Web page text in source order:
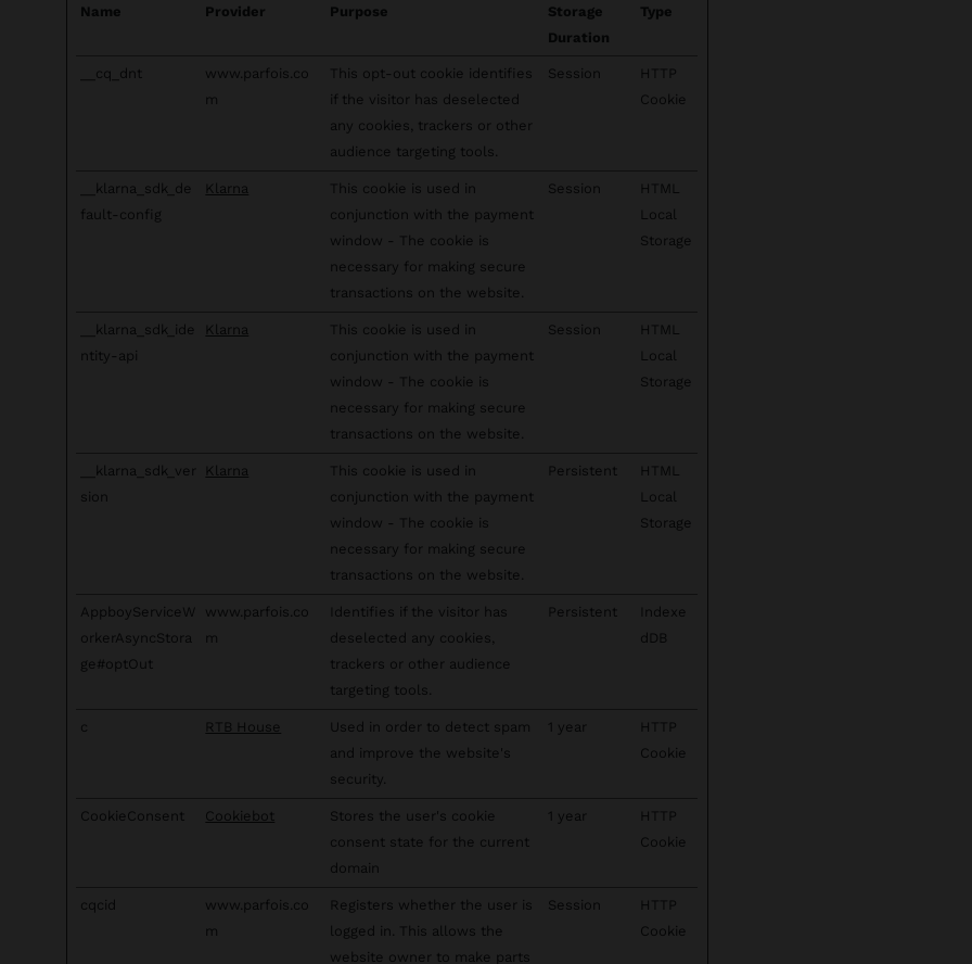
Name Provider Purpose
Storage
Duration
Type
__cq_dnt
www.parfois.co
m
This opt-out cookie identifies
if the visitor has deselected
any cookies, trackers or other
audience targeting tools.
Session
HTTP
Cookie
__klarna_sdk_de
fault-config
Klarna
This cookie is used in
conjunction with the payment
window - The cookie is
necessary for making secure
transactions on the website.
Session
HTML
Local
Storage
__klarna_sdk_ide
ntity-api
Klarna
This cookie is used in
conjunction with the payment
window - The cookie is
necessary for making secure
transactions on the website.
Session
HTML
Local
Storage
__klarna_sdk_ver
sion
Klarna
This cookie is used in
conjunction with the payment
window - The cookie is
necessary for making secure
transactions on the website.
Persistent
HTML
Local
Storage
AppboyServiceW
orkerAsyncStora
ge#optOut
www.parfois.co
m
Identifies if the visitor has
deselected any cookies,
trackers or other audience
targeting tools.
Persistent
Indexe
dDB
c RTB House
Used in order to detect spam
and improve the website's
security.
1 year
HTTP
Cookie
CookieConsent Cookiebot
Stores the user's cookie
consent state for the current
domain
1 year
HTTP
Cookie
cqcid
www.parfois.co
m
Registers whether the user is
logged in. This allows the
website owner to make parts
Session
HTTP
Cookie